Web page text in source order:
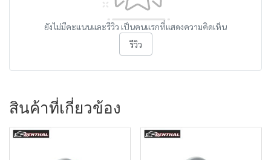
ยังไม่มีคะแนนและรีวิว เป็นคนแรกที่แสดงความคิดเห็น
รีวิว
สินค้าที่เกี่ยวข้อง